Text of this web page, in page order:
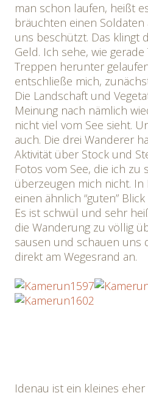
man schon laufen, heißt
bräuchten einen
uns beschützt. Das klingt
Geld. Ich sehe, wie
Treppen herunter
entschließe mich,
Die Landschaft und
Meinung nach nämlich
nicht viel vom See sieht.
auch. Die drei Wanderer
Aktivität über Stock und
Fotos vom See, die ich zu
überzeugen mich nicht.
einen ähnlich “guten”
Es ist schwül und sehr
die Wanderung zu völlig
sausen und schauen uns
direkt am Wegesrand an.
Idenau ist ein kleines